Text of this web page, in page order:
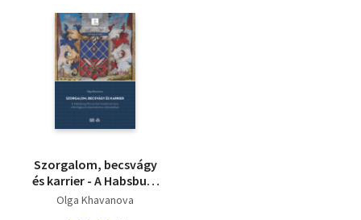
Társadalomtudomány
Természettudomány
Történelem
Szorgalom, becsvágy
és karrier - A Habsburg
Monarchia hivatalnoki
Olga Khavanova